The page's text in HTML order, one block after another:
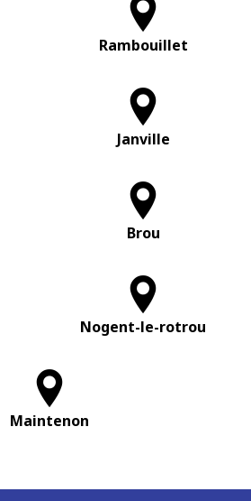
Rambouillet
Janville
Brou
Nogent-le-rotrou
Maintenon